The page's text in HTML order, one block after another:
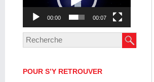
00:00 00:07
POUR S’Y RETROUVER